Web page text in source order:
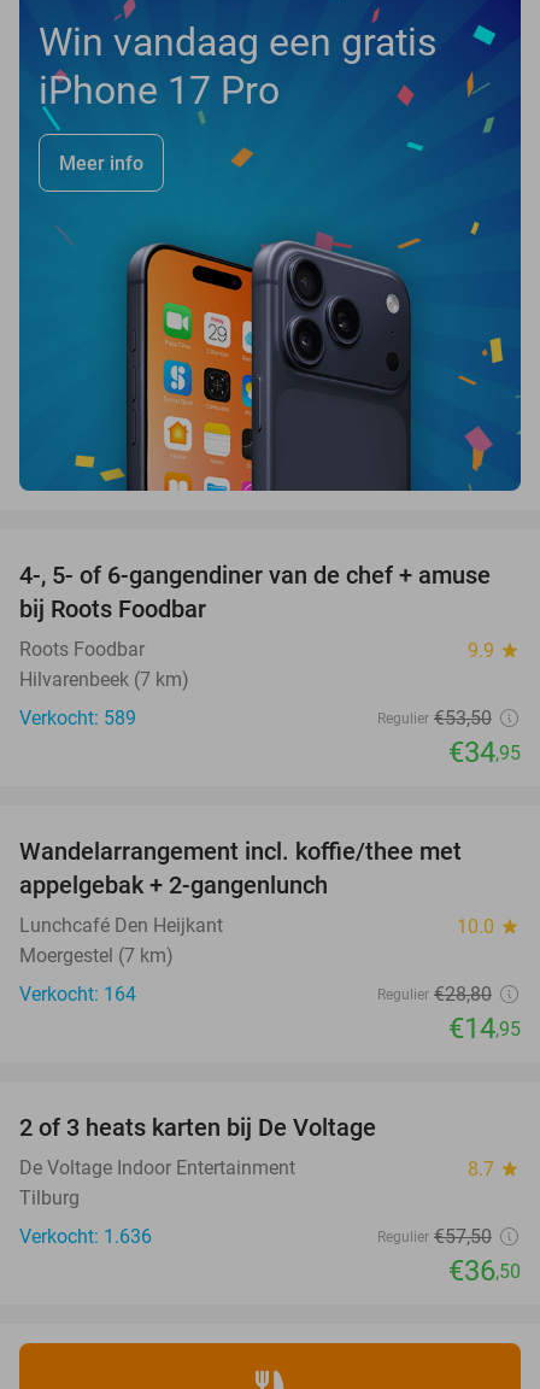
Win vandaag een gratis
iPhone 17 Pro
Meer info
35%
4-, 5- of 6-gangendiner van de chef + amuse
bij Roots Foodbar
Roots Foodbar 9.9 star
Hilvarenbeek (7 km)
Verkocht: 589
Regulier €53,50
€34,95
Wandelarrangement incl. koffie/thee met
appelgebak + 2-gangenlunch
Lunchcafé Den Heijkant 10.0 star
Moergestel (7 km)
Verkocht: 164
Regulier €28,80
€14,95
2 of 3 heats karten bij De Voltage
De Voltage Indoor Entertainment 8.7 star
Tilburg
Verkocht: 1.636
Regulier €57,50
€36,50